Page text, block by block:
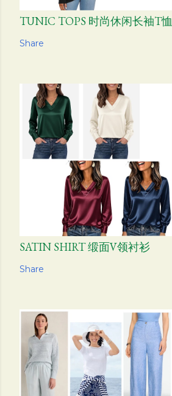
TUNIC TOPS 时尚休闲长袖T恤
Share
SATIN SHIRT 缎面V领衬衫
Share